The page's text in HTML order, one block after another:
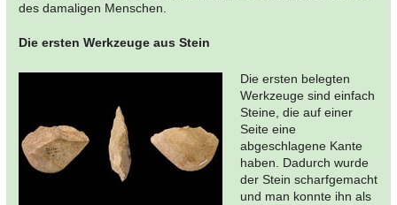
des damaligen Menschen.
Die ersten Werkzeuge aus Stein
Die ersten belegten
Werkzeuge sind einfach
Steine, die auf einer
Seite eine
abgeschlagene Kante
haben. Dadurch wurde
der Stein scharfgemacht
und man konnte ihn als